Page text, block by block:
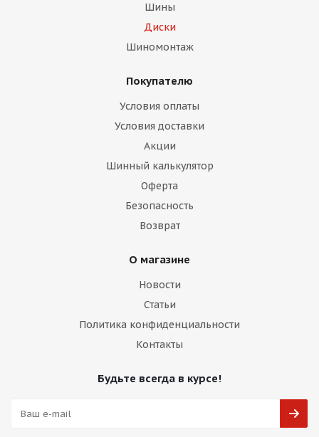
Шины
Диски
Шиномонтаж
Покупателю
Условия оплаты
Условия доставки
Акции
Шинный калькулятор
Оферта
Безопасность
Возврат
О магазине
Новости
Статьи
Политика конфиденциальности
Контакты
Будьте всегда в курсе!